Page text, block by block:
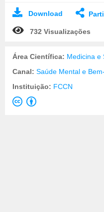
Download
732 Visualizações
Área Científica: Medicina e
Canal: Saúde Mental e
Instituição: FCCN